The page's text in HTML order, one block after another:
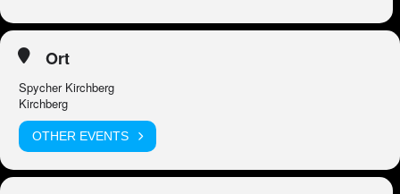
Ort
Spycher Kirchberg
Kirchberg
OTHER EVENTS